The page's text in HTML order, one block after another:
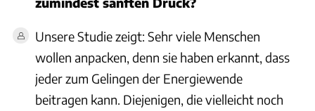
Unsere Studie zeigt: Sehr viele Menschen
wollen anpacken, denn sie haben erkannt, dass
jeder zum Gelingen der Energiewende
beitragen kann. Diejenigen, die vielleicht noch